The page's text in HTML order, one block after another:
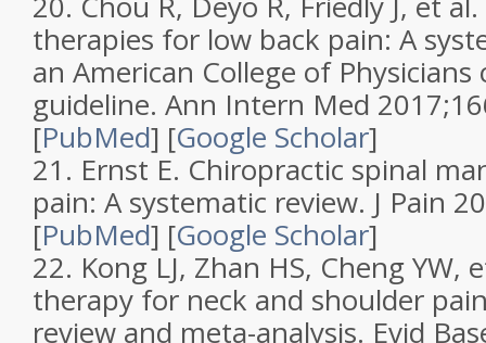
therapies for low back pain: A
an American College of Physicians
guideline. Ann Intern Med 2017;
[PubMed] [Google Scholar]
21. Ernst E. Chiropractic spinal
pain: A systematic review. J Pain
[PubMed] [Google Scholar]
22. Kong LJ, Zhan HS, Cheng YW,
therapy for neck and shoulder
review and meta-analysis. Evid